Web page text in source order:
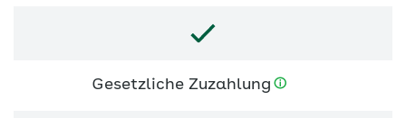
Gesetzliche Zuzahlung